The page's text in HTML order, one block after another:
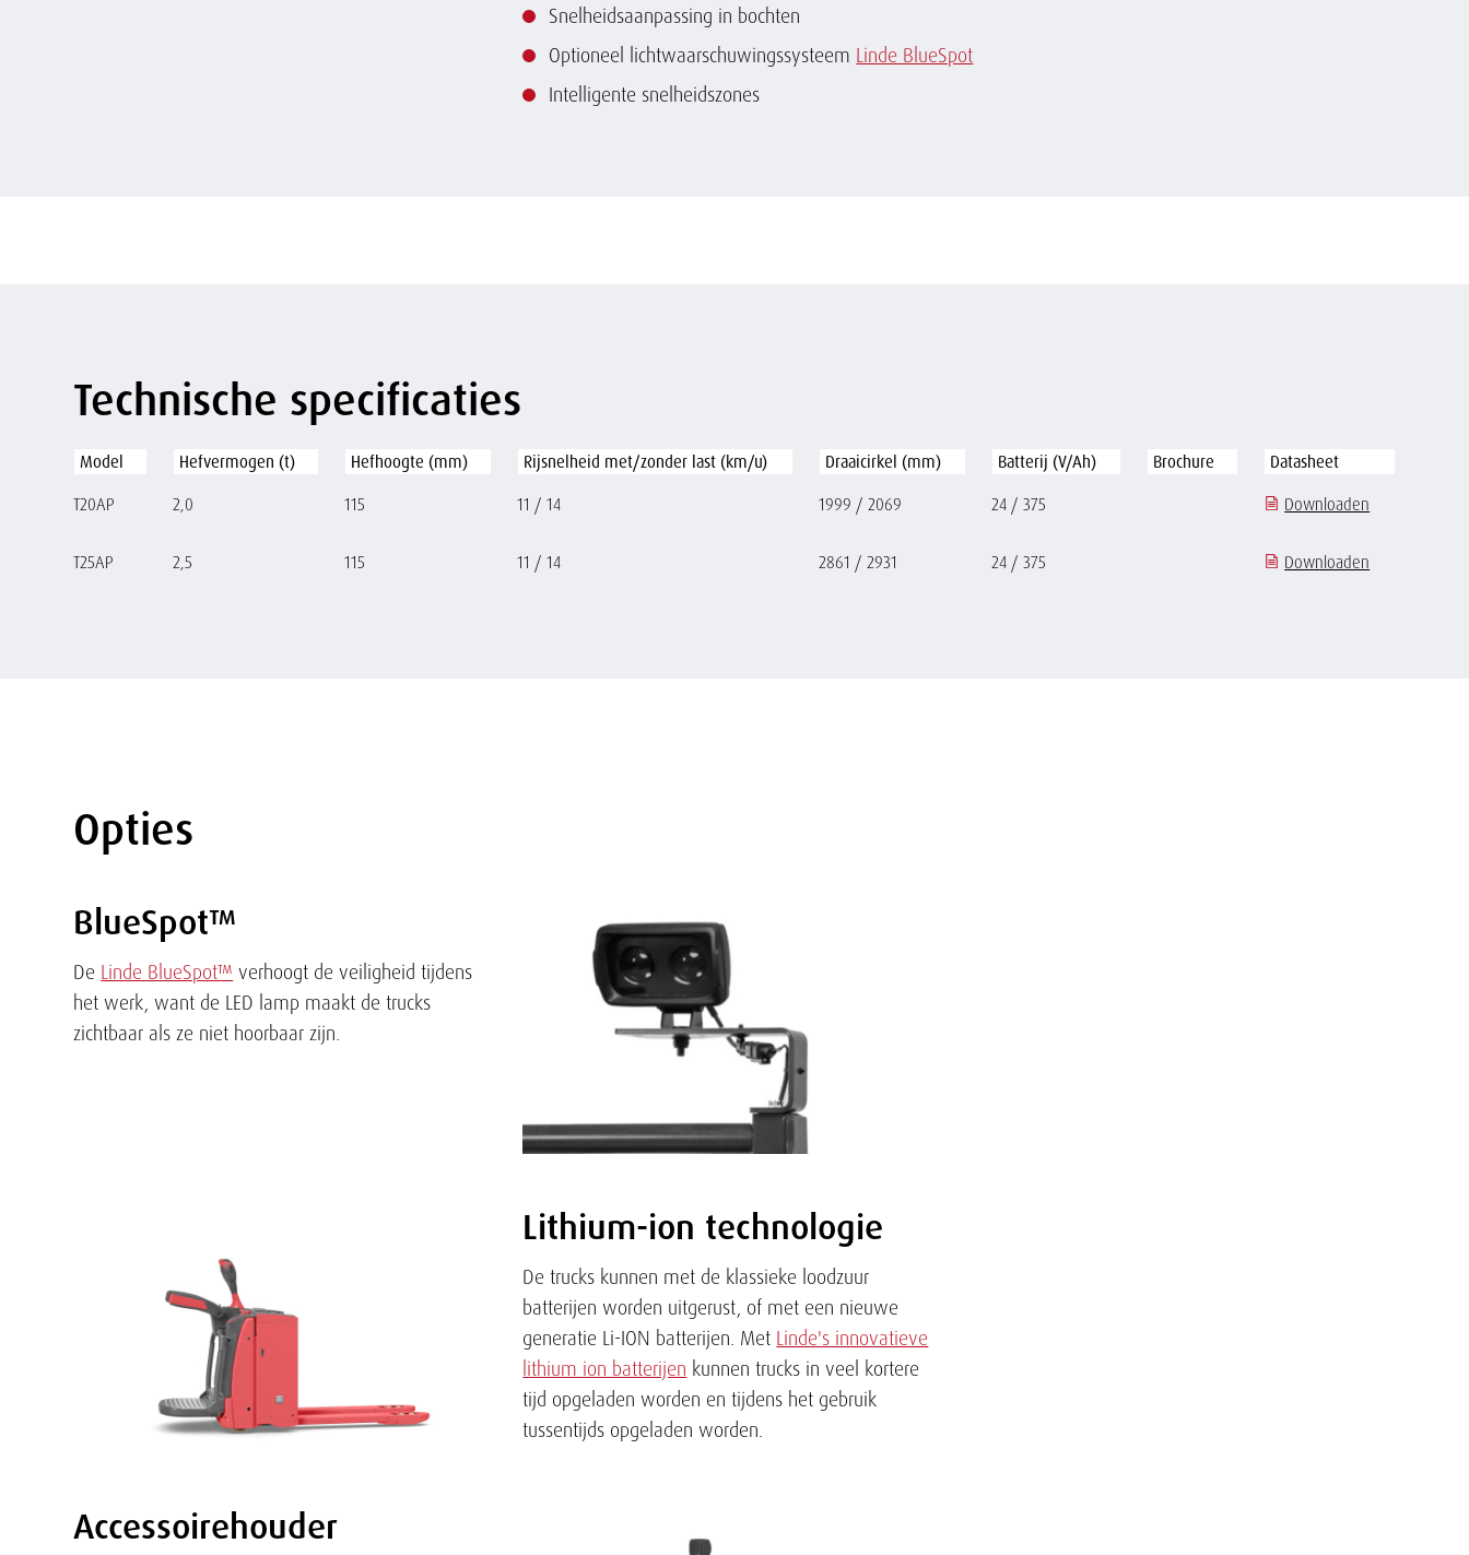
Snelheidsaanpassing in bochten
Optioneel lichtwaarschuwingssysteem Linde BlueSpot
Intelligente snelheidszones
Technische specificaties
Model Hefvermogen (t) Hefhoogte (mm) Rijsnelheid met/zonder last (km/u) Draaicirkel (mm) Batterij (V/Ah) Brochure Datasheet
T20AP 2,0 115 11 / 14 1999 / 2069 24 / 375 Downloaden
T25AP 2,5 115 11 / 14 2861 / 2931 24 / 375 Downloaden
Tekst
Opties
BlueSpot™
De Linde BlueSpot™ verhoogt de veiligheid tijdens
het werk, want de LED lamp maakt de trucks
zichtbaar als ze niet hoorbaar zijn.
Lithium-ion technologie
De trucks kunnen met de klassieke loodzuur
batterijen worden uitgerust, of met een nieuwe
generatie Li-ION batterijen. Met Linde's innovatieve
lithium ion batterijen kunnen trucks in veel kortere
tijd opgeladen worden en tijdens het gebruik
tussentijds opgeladen worden.
Accessoirehouder